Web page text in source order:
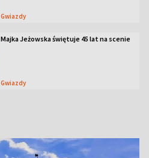
Gwiazdy
Majka Jeżowska świętuje 45 lat na scenie
Gwiazdy